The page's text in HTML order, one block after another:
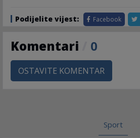
Podijelite vijest: Facebook
Komentari 0
OSTAVITE KOMENTAR
Sport